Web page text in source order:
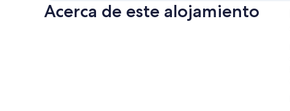
Acerca de este alojamiento